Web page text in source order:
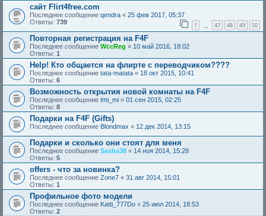
сайт Flirt4free.com
Последнее сообщение qendra « 25 фев 2017, 05:37
Ответы: 739 1 47 48 49 50
Повторная регистрация на F4F
Последнее сообщение WccReg « 10 май 2016, 18:02
Ответы: 1
Help! Кто общается на флирте с переводчиком????
Последнее сообщение tata-matata « 18 окт 2015, 10:41
Ответы: 6
Возможность открытия новой комнаты на F4F
Последнее сообщение Imi_mi « 01 сен 2015, 02:25
Ответы: 8
Подарки на F4F (Gifts)
Последнее сообщение Blondmax « 12 дек 2014, 13:15
Подарки и сколько они стоят для меня
Последнее сообщение Sasha38 « 14 ноя 2014, 15:28
Ответы: 5
offers - что за новинка?
Последнее сообщение Zone7 « 31 авг 2014, 15:01
Ответы: 1
Профильное фото модели
Последнее сообщение Katti_777Do « 25 июл 2014, 18:53
Ответы: 2